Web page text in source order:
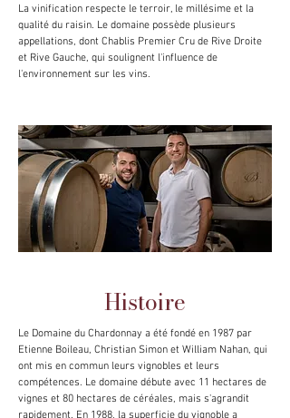
La vinification respecte le terroir, le millésime et la
qualité du raisin. Le domaine possède plusieurs
appellations, dont Chablis Premier Cru de Rive Droite
et Rive Gauche, qui soulignent l'influence de
l'environnement sur les vins.
Histoire
Le Domaine du Chardonnay a été fondé en 1987 par
Etienne Boileau, Christian Simon et William Nahan, qui
ont mis en commun leurs vignobles et leurs
compétences. Le domaine débute avec 11 hectares de
vignes et 80 hectares de céréales, mais s'agrandit
rapidement. En 1988, la superficie du vignoble a